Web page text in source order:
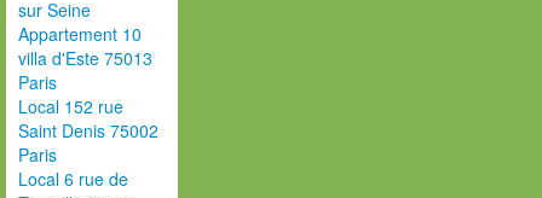
sur Seine
Appartement 10
villa d'Este 75013
Paris
Local 152 rue
Saint Denis 75002
Paris
Local 6 rue de